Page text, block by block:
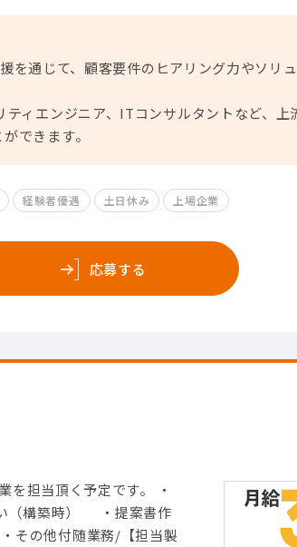
を通じて、顧客要件のヒアリング力やソリ
ィエンジニア、ITコンサルタントなど、上
できます。
経験者優遇 土日休み 上場企業
応募する
担当頂く予定です。 ・
（構築時） ・提案書作
の他付随業務/【担当製